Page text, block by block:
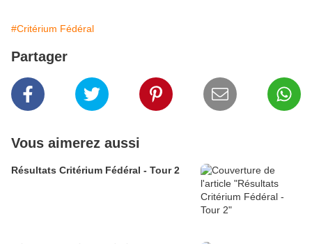
#Critérium Fédéral
Partager
Vous aimerez aussi
Résultats Critérium Fédéral - Tour 2